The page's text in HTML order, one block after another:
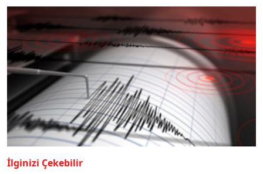
İlginizi Çekebilir